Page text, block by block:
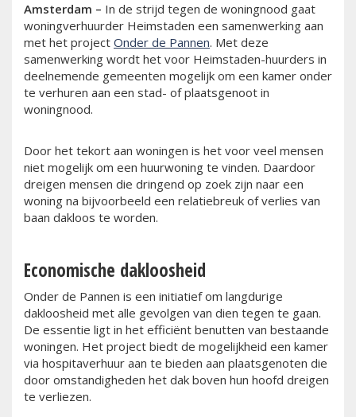
Amsterdam – In de strijd tegen de woningnood gaat
woningverhuurder Heimstaden een samenwerking aan
met het project Onder de Pannen. Met deze
samenwerking wordt het voor Heimstaden-huurders in
deelnemende gemeenten mogelijk om een kamer onder
te verhuren aan een stad- of plaatsgenoot in
woningnood.
Door het tekort aan woningen is het voor veel mensen
niet mogelijk om een huurwoning te vinden. Daardoor
dreigen mensen die dringend op zoek zijn naar een
woning na bijvoorbeeld een relatiebreuk of verlies van
baan dakloos te worden.
Economische dakloosheid
Onder de Pannen is een initiatief om langdurige
dakloosheid met alle gevolgen van dien tegen te gaan.
De essentie ligt in het efficiënt benutten van bestaande
woningen. Het project biedt de mogelijkheid een kamer
via hospitaverhuur aan te bieden aan plaatsgenoten die
door omstandigheden het dak boven hun hoofd dreigen
te verliezen.